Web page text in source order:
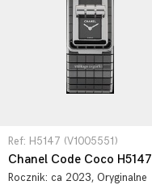
Ref: H5147 (V1005551)
Chanel Code Coco H5147
Rocznik: ca 2023, Oryginalne